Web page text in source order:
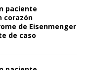
paciente
corazón
de Eisenmenger
de caso